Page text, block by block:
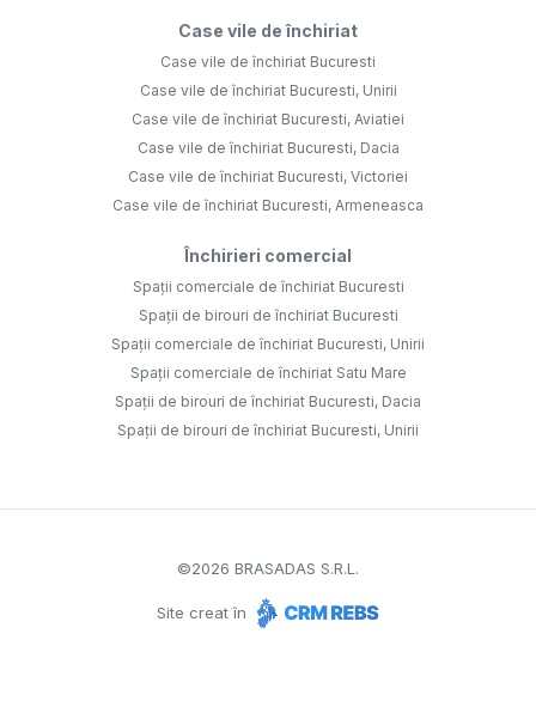
Case vile de închiriat
Case vile de închiriat Bucuresti
Case vile de închiriat Bucuresti, Unirii
Case vile de închiriat Bucuresti, Aviatiei
Case vile de închiriat Bucuresti, Dacia
Case vile de închiriat Bucuresti, Victoriei
Case vile de închiriat Bucuresti, Armeneasca
Închirieri comercial
Spații comerciale de închiriat Bucuresti
Spații de birouri de închiriat Bucuresti
Spații comerciale de închiriat Bucuresti, Unirii
Spații comerciale de închiriat Satu Mare
Spații de birouri de închiriat Bucuresti, Dacia
Spații de birouri de închiriat Bucuresti, Unirii
©2026 BRASADAS S.R.L.
Site creat în